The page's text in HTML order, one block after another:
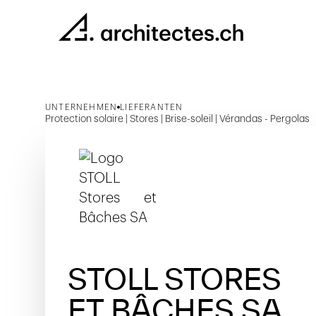
UNTERNEHMEN LIEFERANTEN
Protection solaire | Stores | Brise-soleil | Vérandas - Pergolas
STOLL STORES